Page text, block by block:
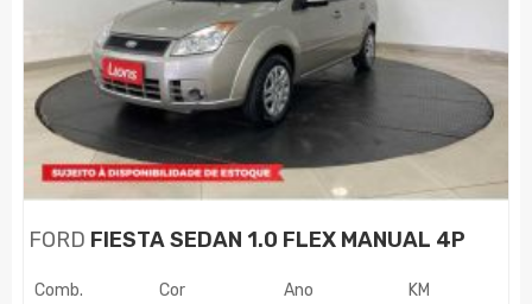
FORD FIESTA SEDAN 1.0 FLEX MANUAL 4P
Comb. Cor Ano KM